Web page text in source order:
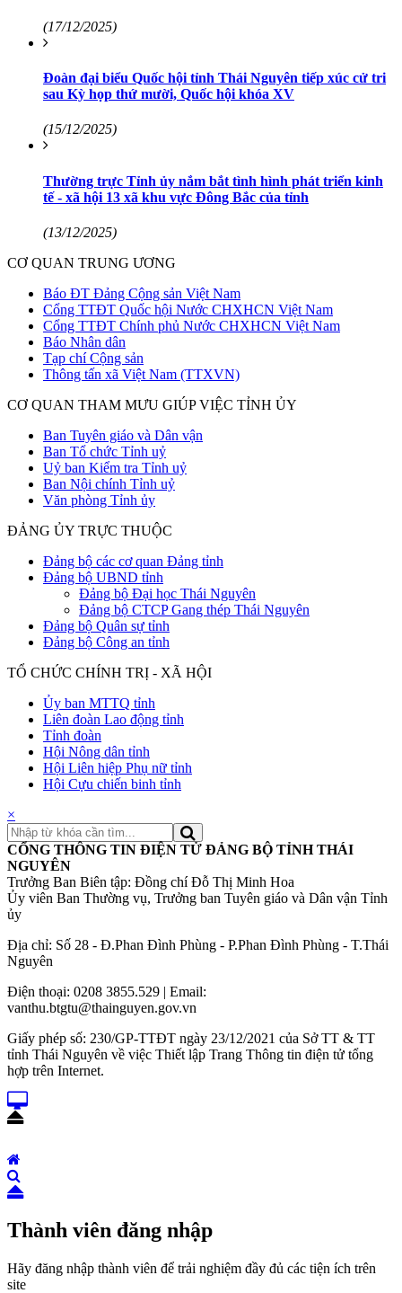
(17/12/2025)
Đoàn đại biểu Quốc hội tỉnh Thái Nguyên tiếp xúc cử tri
sau Kỳ họp thứ mười, Quốc hội khóa XV
(15/12/2025)
Thường trực Tỉnh ủy nắm bắt tình hình phát triển kinh
tế - xã hội 13 xã khu vực Đông Bắc của tỉnh
(13/12/2025)
CƠ QUAN TRUNG ƯƠNG
Báo ĐT Đảng Cộng sản Việt Nam
Cổng TTĐT Quốc hội Nước CHXHCN Việt Nam
Cổng TTĐT Chính phủ Nước CHXHCN Việt Nam
Báo Nhân dân
Tạp chí Cộng sản
Thông tấn xã Việt Nam (TTXVN)
CƠ QUAN THAM MƯU GIÚP VIỆC TỈNH ỦY
Ban Tuyên giáo và Dân vận
Ban Tổ chức Tỉnh uỷ
Uỷ ban Kiểm tra Tỉnh uỷ
Ban Nội chính Tỉnh uỷ
Văn phòng Tỉnh ủy
ĐẢNG ỦY TRỰC THUỘC
Đảng bộ các cơ quan Đảng tỉnh
Đảng bộ UBND tỉnh
Đảng bộ Đại học Thái Nguyên
Đảng bộ CTCP Gang thép Thái Nguyên
Đảng bộ Quân sự tỉnh
Đảng bộ Công an tỉnh
TỔ CHỨC CHÍNH TRỊ - XÃ HỘI
Ủy ban MTTQ tỉnh
Liên đoàn Lao động tỉnh
Tỉnh đoàn
Hội Nông dân tỉnh
Hội Liên hiệp Phụ nữ tỉnh
Hội Cựu chiến binh tỉnh
×
CỔNG THÔNG TIN ĐIỆN TỬ ĐẢNG BỘ TỈNH THÁI
NGUYÊN
Trưởng Ban Biên tập: Đồng chí Đỗ Thị Minh Hoa
Ủy viên Ban Thường vụ, Trưởng ban Tuyên giáo và Dân vận Tỉnh
ủy
Địa chỉ: Số 28 - Đ.Phan Đình Phùng - P.Phan Đình Phùng - T.Thái
Nguyên
Điện thoại: 0208 3855.529 | Email:
vanthu.btgtu@thainguyen.gov.vn
Giấy phép số: 230/GP-TTĐT ngày 23/12/2021 của Sở TT & TT
tỉnh Thái Nguyên về việc Thiết lập Trang Thông tin điện tử tổng
hợp trên Internet.
Thành viên đăng nhập
Hãy đăng nhập thành viên để trải nghiệm đầy đủ các tiện ích trên
site